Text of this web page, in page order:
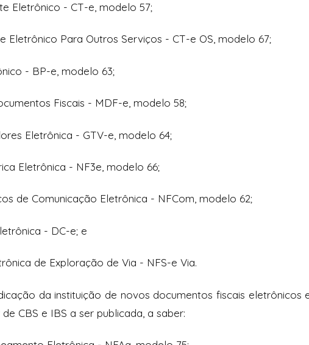
Eletrônico - CT-e, modelo 57;
Eletrônico Para Outros Serviços - CT-e OS, modelo 67;
- BP-e, modelo 63;
Fiscais - MDF-e, modelo 58;
Eletrônica - GTV-e, modelo 64;
Eletrônica - NF3e, modelo 66;
de Comunicação Eletrônica - NFCom, modelo 62;
- DC-e; e
de Exploração de Via - NFS-e Via.
da instituição de novos documentos fiscais eletrônicos
CBS e IBS a ser publicada, a saber: